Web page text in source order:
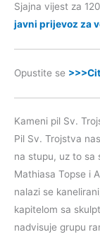
Sjajna vijest za
javni prijevoz za
Opustite se
Kameni pil Sv.
Pil Sv. Trojstva
na stupu, uz to sa
Mathiasa Topse i
nalazi se
kapitelom sa
nadvisuje grupu